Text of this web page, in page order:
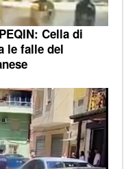
Cella di
le falle del